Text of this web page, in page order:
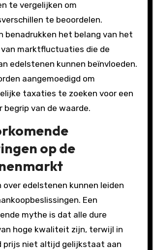
te vergelijken om
te beoordelen.
benadrukken het belang van het
marktfluctuaties die de
edelstenen kunnen beïnvloeden.
aangemoedigd om
taxaties te zoeken voor een
begrip van de waarde.
op de
edelstenen kunnen leiden
Een
mythe is dat alle dure
hoge kwaliteit zijn, terwijl in
prijs niet altijd gelijkstaat aan